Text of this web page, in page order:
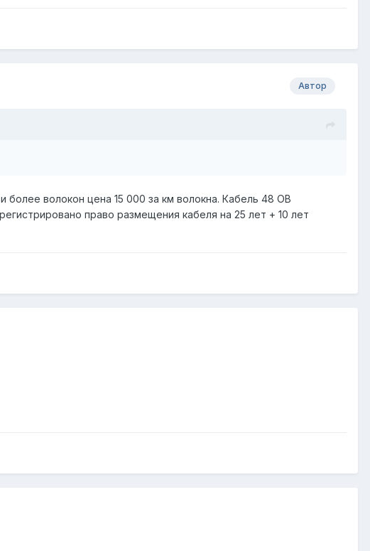
Автор
более волокон цена 15 000 за км волокна. Кабель 48 ОВ
право размещения кабеля на 25 лет + 10 лет